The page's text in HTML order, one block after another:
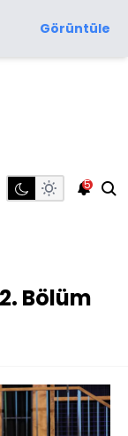
Görüntüle
5
Bölüm